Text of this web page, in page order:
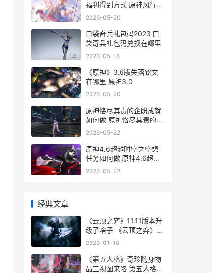
福利得到方式 原神风行迷
踪活动一共有几次
2026-05-20
口袋奇兵礼包码2023 口
袋奇兵礼包码兑换在哪里
2026-05-18
《原神》3.6版失落铭文
在哪里 原神3.0
2026-05-20
原神恪尽其责的企盼成就
如何做 原神恪尽其责的句
子
2026-05-22
原神4.6超越时空之空想
任务如何做 原神4.6超越
时空之空想
2026-05-22
经典文章
《云顶之弈》11.11版本升
级了啥子 《云顶之弈》-
这是哪种类型的游戏-
2026-01-18
《第五人格》奇珍随身物
品三视图来咯 第五人格奇